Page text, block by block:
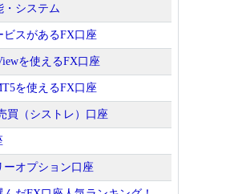
・システム
ビスがあるFX口座
を使えるFX口座
を使えるFX口座
買（シストレ）口座
ーオプション口座